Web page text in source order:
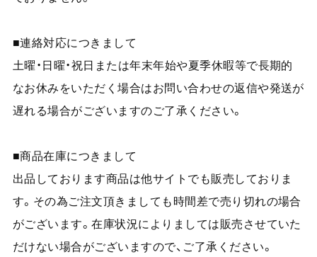
■連絡対応につきまして
土曜・日曜・祝日または年末年始や夏季休暇等で長期的
なお休みをいただく場合はお問い合わせの返信や発送が
遅れる場合がございますのご了承ください。
■商品在庫につきまして
出品しております商品は他サイトでも販売しておりま
す。その為ご注文頂きましても時間差で売り切れの場合
がございます。在庫状況によりましては販売させていた
だけない場合がございますので、ご了承ください。